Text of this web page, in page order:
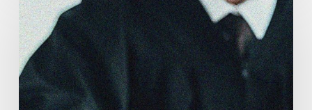
témoigne
devant
le
Sénat
au
sujet